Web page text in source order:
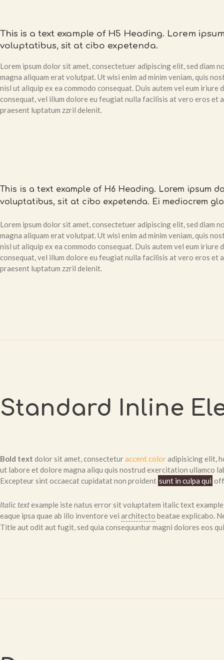
This is a text example of H5 Heading. Lorem
voluptatibus, sit at cibo expetenda.
Lorem ipsum dolor sit amet, consectetuer adipiscing elit, sed diam
magna aliquam erat volutpat. Ut wisi enim ad minim veniam, quis
nisl ut aliquip ex ea commodo consequat. Duis autem vel eum
consequat, vel illum dolore eu feugiat nulla facilisis at vero eros et
praesent luptatum zzril delenit.
This is a text example of H6 Heading. Lorem ipsum
voluptatibus, sit at cibo expetenda. Ei mediocrem
Lorem ipsum dolor sit amet, consectetuer adipiscing elit, sed diam
magna aliquam erat volutpat. Ut wisi enim ad minim veniam, quis
nisl ut aliquip ex ea commodo consequat. Duis autem vel eum
consequat, vel illum dolore eu feugiat nulla facilisis at vero eros et
praesent luptatum zzril delenit.
Standard Inline
Bold text dolor sit amet, consecteturaccent coloradipisicing elit,
ut labore et dolore magna aliqu quis nostrud exercitation ullamco
Excepteur sint occaecat cupidatat non proident sunt in culpa qui
Italic textexample iste natus error sit voluptatem italic text
eaque ipsa quae ab illo inventore vei architecto beatae explicabo.
Title aut odit aut fugit, sed quia consequuntur magni dolores eos